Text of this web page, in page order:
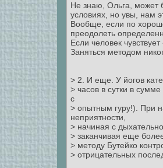
Не знаю, Ольга, может
условиях, но увы, нам
Вообще, если по
преодолеть
Если человек
Заняться методом
> 2. И еще. У йогов
> часов в сутки в
с
> опытным гуру!). При
неприятности,
> начиная с
> заканчивая еще
> методу Бутейко
> отрицательных